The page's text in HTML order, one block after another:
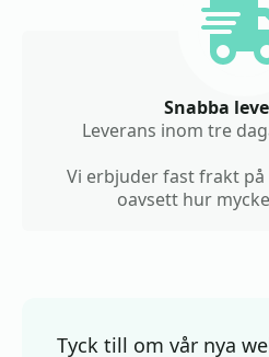
Snabba
Leverans inom tre
Vi erbjuder fast frakt på
oavsett hur
Tyck till om vår nya